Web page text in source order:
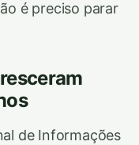
é preciso parar
de Informações